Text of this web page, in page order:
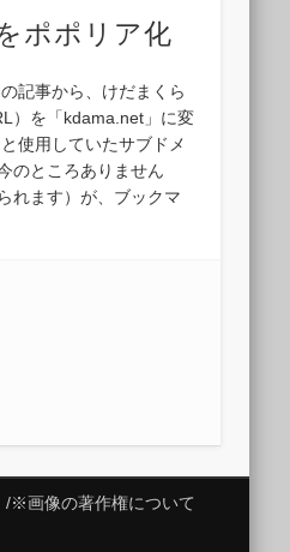
ポポリア化
記事から、けだまくら
）を「kdama.net」に変
使用していたサブドメ
のところありません
れます）が、ブックマ
※画像の著作権について